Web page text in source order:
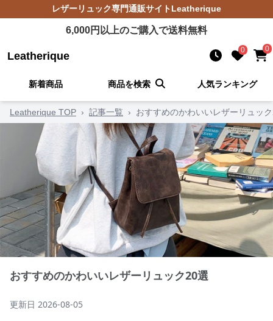
レザーリュック専門通販サイトLeatherique
6,000円以上のご購入で送料無料
Leatherique 0 0
新着商品 商品を検索 人気ランキング
Leatherique TOP › 記事一覧 › おすすめのかわいいレザーリュッ
おすすめのかわいいレザーリュック20選
更新日 2026-08-05